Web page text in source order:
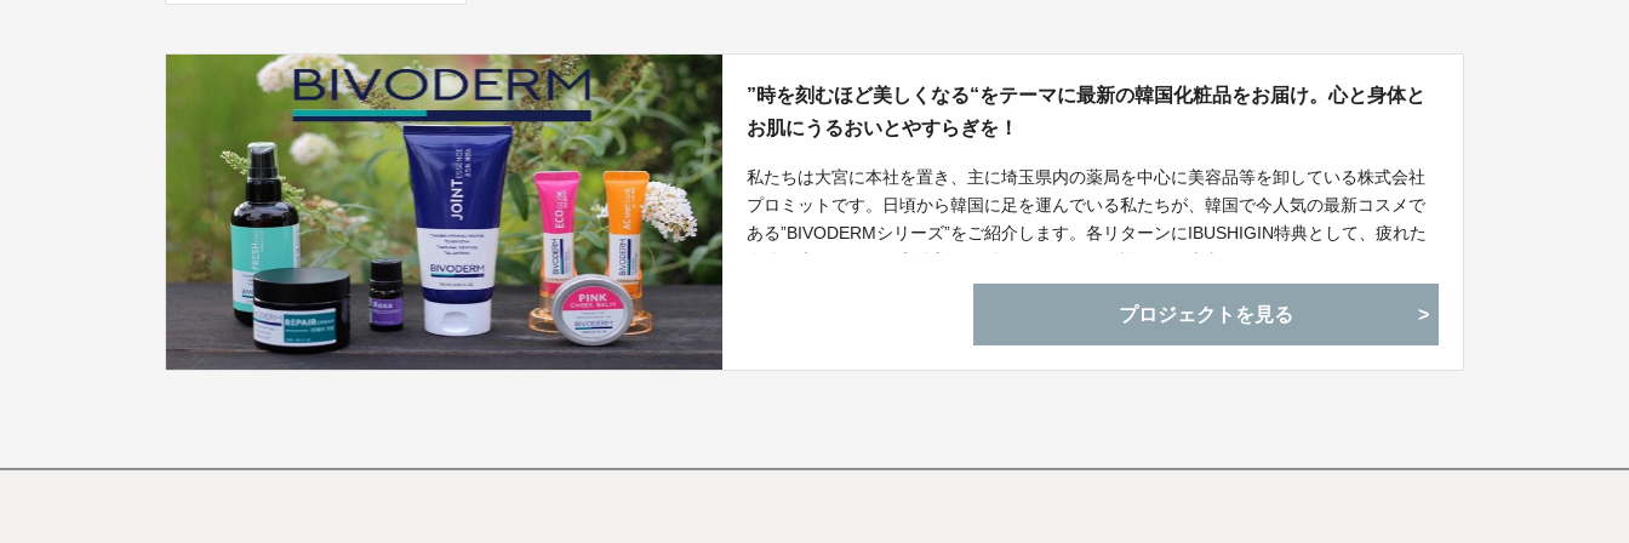
”時を刻むほど美しくなる“をテーマに最新の韓国化粧品をお届け。心と身体と
お肌にうるおいとやすらぎを！
私たちは大宮に本社を置き、主に埼玉県内の薬局を中心に美容品等を卸している株式会社
プロミットです。日頃から韓国に足を運んでいる私たちが、韓国で今人気の最新コスメで
ある”BIVODERMシリーズ”をご紹介します。各リターンにIBUSHIGIN特典として、疲れた
プロジェクトを見る